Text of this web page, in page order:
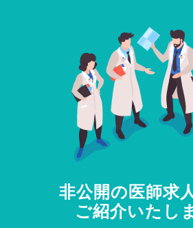
非公開の医師求
ご紹介いたし